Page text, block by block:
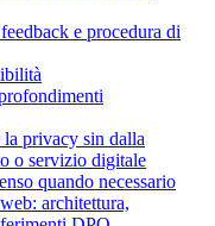
e procedura di
la privacy sin dalla
o servizio digitale
quando necessario
architettura,